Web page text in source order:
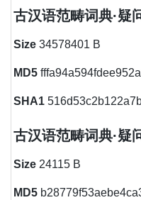
古汉语范畴词典·疑
Size 34578401 B
MD5
SHA1
古汉语范畴词典·疑
Size 24115 B
MD5